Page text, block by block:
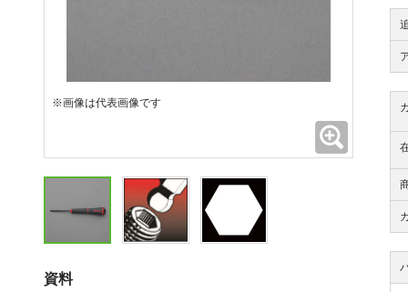
※画像は代表画像です
資料